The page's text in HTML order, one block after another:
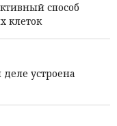
способ
клеток
устроена